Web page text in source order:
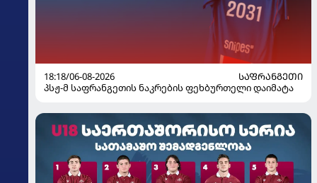
18:18/06-08-2026
ᲡᲐᲤᲠᲐᲜᲒᲔᲗᲘ
პსჟ-მ საფრანგეთის ნაკრების ფეხბურთელი დაიმატა